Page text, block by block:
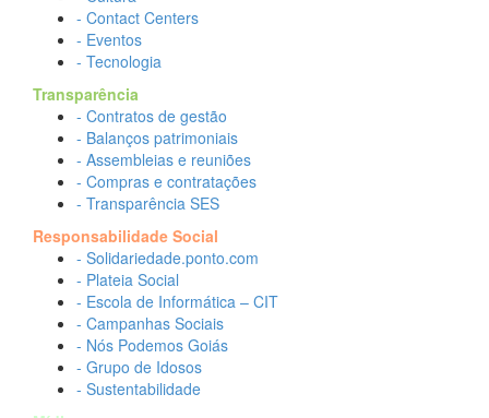
- Contact Centers
- Eventos
- Tecnologia
Transparência
- Contratos de gestão
- Balanços patrimoniais
- Assembleias e reuniões
- Compras e contratações
- Transparência SES
Responsabilidade Social
- Solidariedade.ponto.com
- Plateia Social
- Escola de Informática – CIT
- Campanhas Sociais
- Nós Podemos Goiás
- Grupo de Idosos
- Sustentabilidade